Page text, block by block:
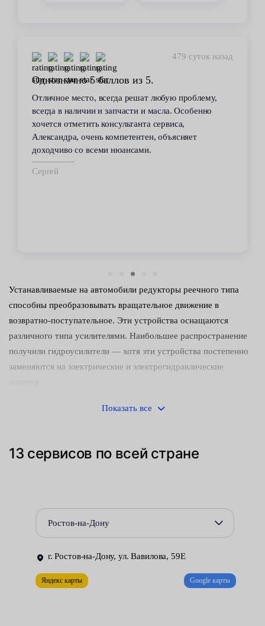
479 суток назад
Однозначно 5 баллов из 5.
Отличное место, всегда решат любую проблему,
всегда в наличии и запчасти и масла. Особенно
хочется отметить консультанта сервиса,
Александра, очень компетентен, объясняет
доходчиво со всеми нюансами.
Сергей
Устанавливаемые на автомобили редукторы реечного типа
способны преобразовывать вращательное движение в
возвратно-поступательное. Эти устройства оснащаются
различного типа усилителями. Наибольшее распространение
получили гидроусилители — хотя эти устройства постепенно
заменяются на электрические и электрогидравлические
Управлять машиной с неисправным редуктором небезопасно.
поломок:
Повреждения сальников и уплотнений, приводящие к
утечке жидкости из гидравлической системы.
Некорректная работа гидрораспределителя.
Ремонт рулевой рейки может быть выполнен только в
Показать все
13 сервисов по всей стране
Ростов-на-Дону
г. Ростов-на-Дону, ул. Вавилова, 59Е
Яндекс карты Google карты